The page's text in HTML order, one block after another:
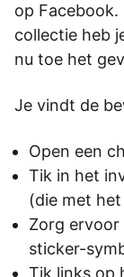
op
collectie heb
nu toe het
Je vindt de
Open een
Tik in het
(die met
Zorg
sticker-
Tik links op